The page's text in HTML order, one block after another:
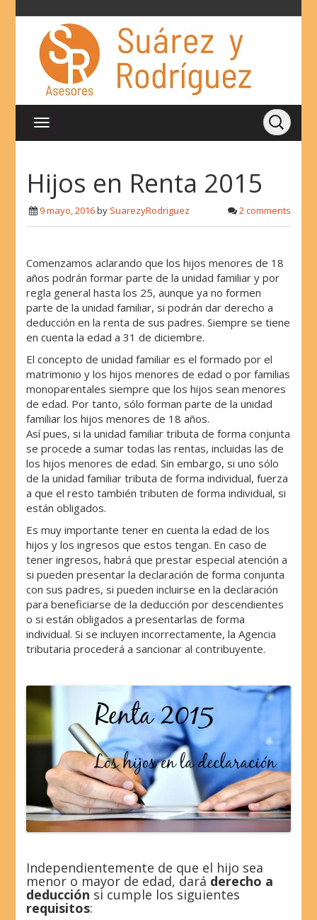
Hijos en Renta 2015
9 mayo, 2016by SuarezyRodriguez 2 comments
Comenzamos aclarando que los hijos menores de 18
años podrán formar parte de la unidad familiar y por
regla general hasta los 25, aunque ya no formen
parte de la unidad familiar, si podrán dar derecho a
deducción en la renta de sus padres. Siempre se tiene
en cuenta la edad a 31 de diciembre.
El concepto de unidad familiar es el formado por el
matrimonio y los hijos menores de edad o por familias
monoparentales siempre que los hijos sean menores
de edad. Por tanto, sólo forman parte de la unidad
familiar los hijos menores de 18 años.
Así pues, si la unidad familiar tributa de forma conjunta
se procede a sumar todas las rentas, incluidas las de
los hijos menores de edad. Sin embargo, si uno sólo
de la unidad familiar tributa de forma individual, fuerza
a que el resto también tributen de forma individual, si
están obligados.
Es muy importante tener en cuenta la edad de los
hijos y los ingresos que estos tengan. En caso de
tener ingresos, habrá que prestar especial atención a
si pueden presentar la declaración de forma conjunta
con sus padres, si pueden incluirse en la declaración
para beneficiarse de la deducción por descendientes
o si están obligados a presentarlas de forma
individual. Si se incluyen incorrectamente, la Agencia
tributaria procederá a sancionar al contribuyente.
Independientemente de que el hijo sea
menor o mayor de edad, dará derecho a
deducción si cumple los siguientes
requisitos: